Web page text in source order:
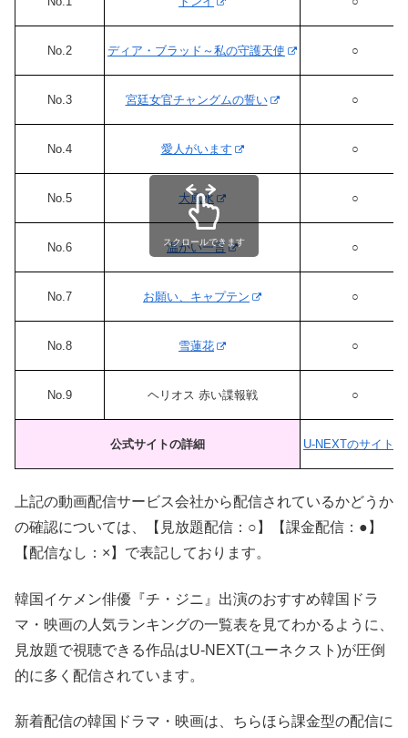
No.2 ディア・ブラッド～私の守護天使 ○
No.3 宮廷女官チャングムの誓い ○
No.4 愛人がいます ○
No.5 大風水 ○
No.6 温かい一言 ○
No.7 お願い、キャプテン ○
No.8 雪蓮花 ○
No.9 ヘリオス 赤い諜報戦 ○
公式サイトの詳細 U-NEXTのサイトへ
スクロールできます
上記の動画配信サービス会社から配信されているかどうか
の確認については、【見放題配信：○】【課金配信：●】
【配信なし：×】で表記しております。
韓国イケメン俳優『チ・ジニ』出演のおすすめ韓国ドラ
マ・映画の人気ランキングの一覧表を見てわかるように、
見放題で視聴できる作品はU-NEXT(ユーネクスト)が圧倒
的に多く配信されています。
新着配信の韓国ドラマ・映画は、ちらほら課金型の配信に